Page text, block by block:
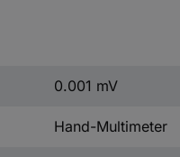
0.001 mV
Hand-Multimeter